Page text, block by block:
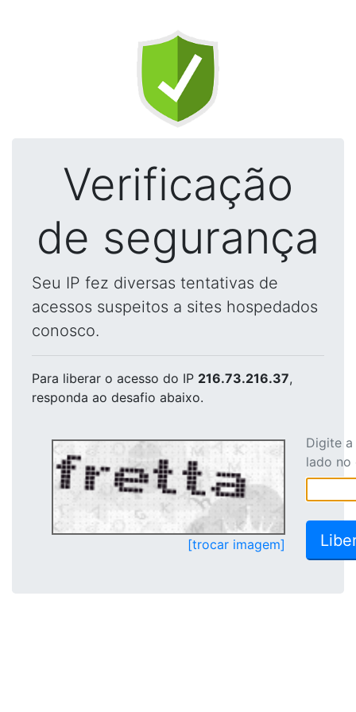
Verificação
de segurança
Seu IP fez diversas tentativas de
acessos suspeitos a sites hospedados
conosco.
Para liberar o acesso do IP 216.73.216.37,
responda ao desafio abaixo.
[trocar imagem]
Digite
lado no